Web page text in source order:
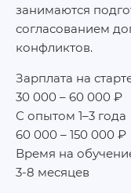
занимаются
согласованием
конфликтов.
Зарплата на
30 000 – 60 000 ₽
С опытом 1–3 года
60 000 – 150 000 ₽
Время на
3-8 месяцев